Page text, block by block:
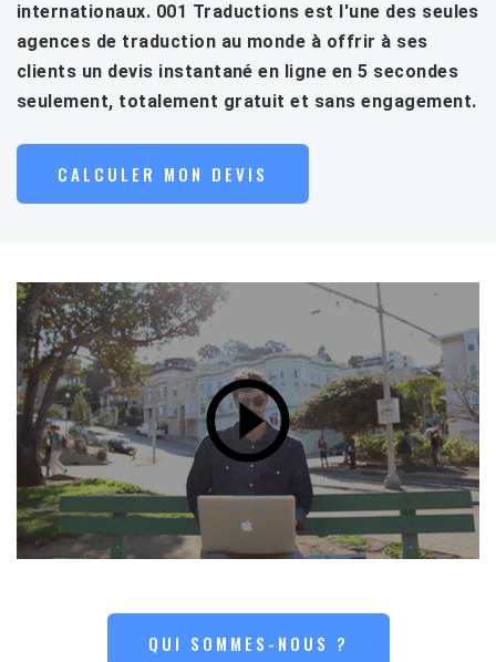
internationaux. 001 Traductions est l'une des seules
agences de traduction au monde à offrir à ses
clients un devis instantané en ligne en 5 secondes
seulement, totalement gratuit et sans engagement.
CALCULER MON DEVIS
QUI SOMMES-NOUS ?